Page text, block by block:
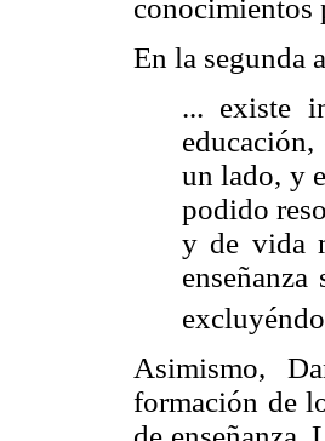
conocimientos
En la segunda
... existe
un lado, y
podido
y de vida
Asimismo,
formación de